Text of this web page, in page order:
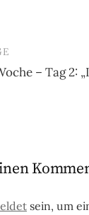
– Tag 2:
sein, um